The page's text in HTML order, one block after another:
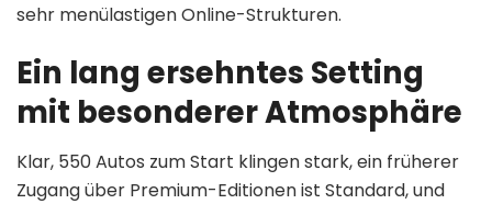
sehr menülastigen Online-Strukturen.
Ein lang ersehntes Setting
mit besonderer Atmosphäre
Klar, 550 Autos zum Start klingen stark, ein früherer
Zugang über Premium-Editionen ist Standard, und